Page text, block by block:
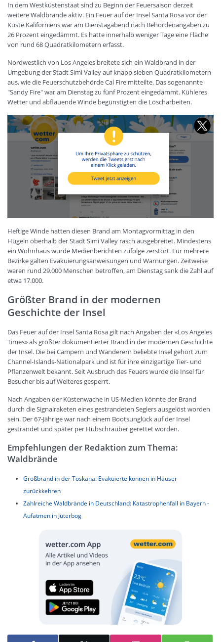
In dem Westküstenstaat sind zu Beginn der Feuersaison derzeit
weitere Waldbrände aktiv. Ein Feuer auf der Insel Santa Rosa vor der
Küste Kaliforniens war am Dienstagabend nach Behördenangaben zu
26 Prozent eingedämmt. Es hatte innerhalb weniger Tage eine Fläche
von rund 68 Quadratkilometern erfasst.
Nordwestlich von Los Angeles breitete sich ein Waldbrand in der
Umgebung der Stadt Simi Valley auf knapp sieben Quadratkilometern
aus, wie die Feuerschutzbehörde Cal Fire mitteilte. Das sogenannte
"Sandy Fire" war am Dienstag zu fünf Prozent eingedämmt. Kühleres
Wetter und abflauende Winde begünstigten die Löscharbeiten.
Heftige Winde hatten diesen Brand am Montagvormittag in den
Hügeln oberhalb der Stadt Simi Valley rasch ausgebreitet. Mindestens
ein Wohnhaus wurde Medienberichten zufolge zerstört. Für mehrere
Bezirke galten Evakuierungsanweisungen und Warnungen. Zeitweise
waren rund 29.000 Menschen betroffen, am Dienstag sank die Zahl auf
etwa 17.000.
Größter Brand in der modernen
Geschichte der Insel
Das Feuer auf der Insel Santa Rosa gilt nach Angaben der «Los Angeles
Times» als größter dokumentierter Brand in der modernen Geschichte
der Insel. Die bei Campern und Wanderern beliebte Insel gehört zum
Channel-Islands-Nationalpark und ist für ihre einzigartige Tier- und
Pflanzenwelt bekannt. Seit Ausbruch des Feuers wurde die Insel für
Besucher bis auf Weiteres gesperrt.
Nach Angaben der Küstenwache in US-Medien könnte der Brand
durch die Signalraketen eines gestrandeten Seglers ausgelöst worden
sein. Der 67-Jährige war nach einem Bootsunglück auf der Insel
gestrandet und später per Hubschrauber gerettet worden.
Empfehlungen der Redaktion zum Thema:
Waldbrände
Großbrand in der Toskana: Evakuierte können in Häuser
zurückkehren
Zahlreiche Waldbrände in Deutschland: Katastrophenfall in Bayern -
Aufatmen in Jüterbog